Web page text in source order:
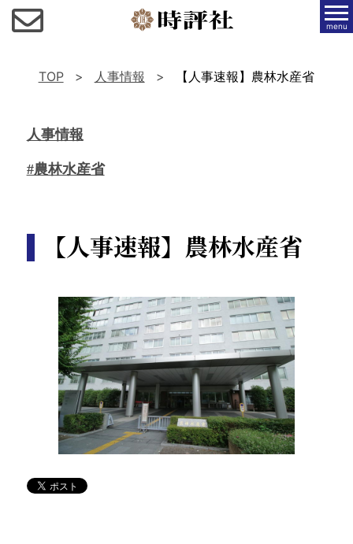
menu
TOP 人事情報 【人事速報】農林水産省
人事情報
#農林水産省
【人事速報】農林水産省